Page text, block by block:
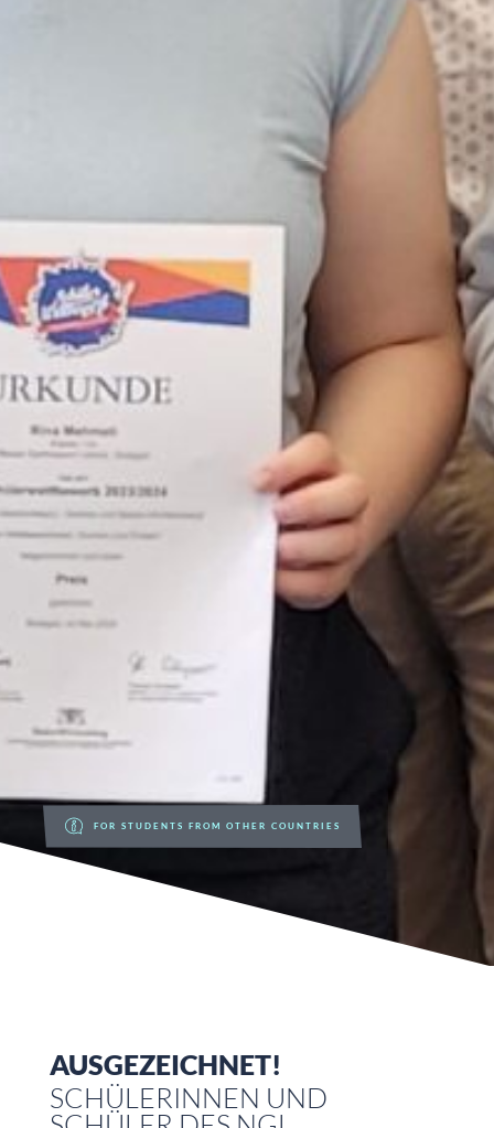
FOR STUDENTS FROM OTHER COUNTRIES
AUSGEZEICHNET!
SCHÜLERINNEN UND